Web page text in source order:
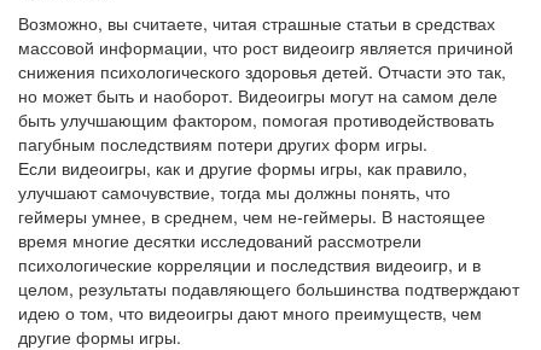
Возможно, вы считаете, читая страшные статьи в средствах
массовой информации, что рост видеоигр является причиной
снижения психологического здоровья детей. Отчасти это так,
но может быть и наоборот. Видеоигры могут на самом деле
быть улучшающим фактором, помогая противодействовать
пагубным последствиям потери других форм игры.
Если видеоигры, как и другие формы игры, как правило,
улучшают самочувствие, тогда мы должны понять, что
геймеры умнее, в среднем, чем не-геймеры. В настоящее
время многие десятки исследований рассмотрели
психологические корреляции и последствия видеоигр, и в
целом, результаты подавляющего большинства подтверждают
идею о том, что видеоигры дают много преимуществ, чем
другие формы игры.